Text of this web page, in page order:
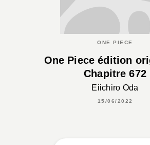
ONE PIECE
One Piece édition
Chapitre 672
Eiichiro Oda
15/06/2022